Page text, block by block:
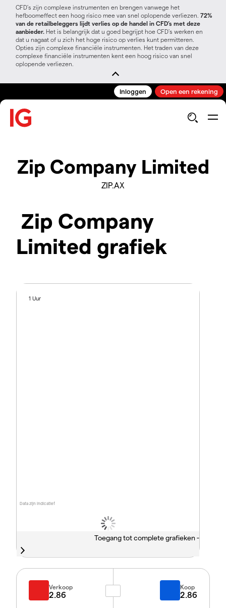
CFD’s zijn complexe instrumenten en brengen vanwege het
hefboomeffect een hoog risico mee van snel oplopende verliezen. 72%
van de retailbeleggers lijdt verlies op de handel in CFD’s met deze
aanbieder. Het is belangrijk dat u goed begrijpt hoe CFD's werken en
dat u nagaat of u zich het hoge risico op verlies kunt permitteren.
Opties zijn complexe financiële instrumenten. Het traden van deze
complexe financiële instrumenten kent een hoog risico van snel
oplopende verliezen.
Inloggen Open een rekening
Zip Company Limited
ZIP.AX
Zip Company
Limited grafiek
Data zijn indicatief
1 Uur
Toegang tot complete grafieken -
Verkoop
2.86
Koop
2.86